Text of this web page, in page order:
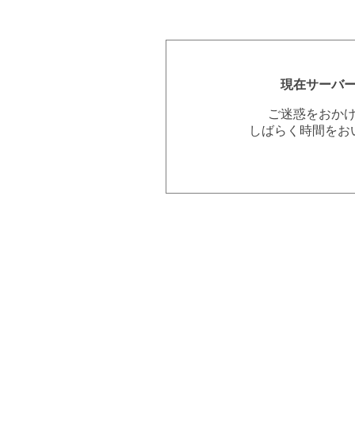
現在サーバ
ご迷惑をおか
しばらく時間を